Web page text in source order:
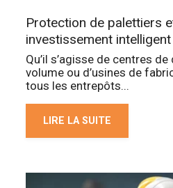
Protection de palettiers
investissement intelligent
Qu’il s’agisse de centres
volume ou d’usines de
tous les entrepôts...
LIRE LA SUITE